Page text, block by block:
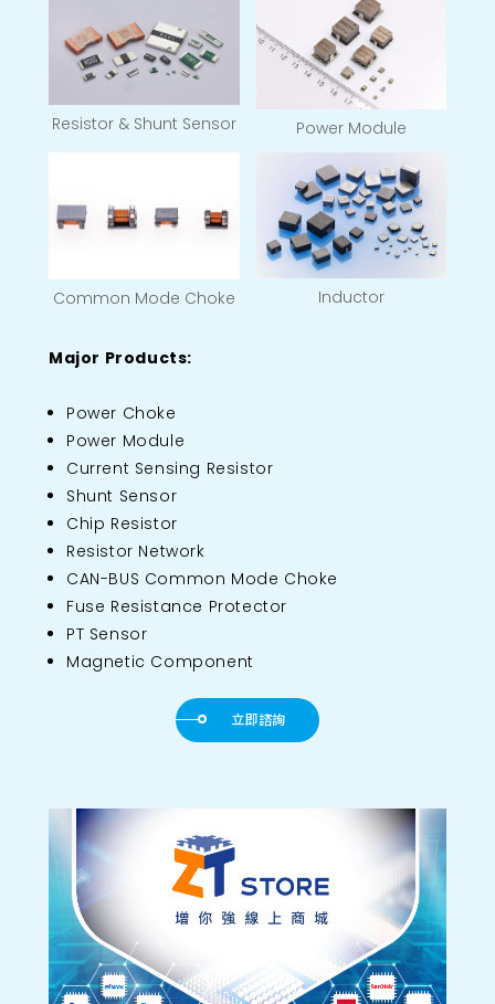
Resistor & Shunt Sensor Power Module
Common Mode Choke Inductor
Major Products:
Power Choke
Power Module
Current Sensing Resistor
Shunt Sensor
Chip Resistor
Resistor Network
CAN-BUS Common Mode Choke
Fuse Resistance Protector
PT Sensor
Magnetic Component
立即諮詢